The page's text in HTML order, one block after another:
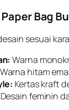
Bag
sesuai
Warna
Warna hitam
Kertas kraft
Desain feminin